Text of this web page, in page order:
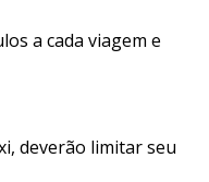
a cada viagem e
deverão limitar seu